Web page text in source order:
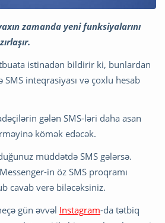
zamanda yeni funksiyalarını
istinadən bildirir ki, bunlardan
inteqrasiyası və çoxlu hesab
gələn SMS-ləri daha asan
kömək edəcək.
müddətdə SMS gələrsə.
in öz SMS proqramı
cavab verə biləcəksiniz.
gün əvvəl Instagram-da tətbiq